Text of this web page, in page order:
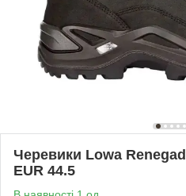
Черевики Lowa
EUR 44.5